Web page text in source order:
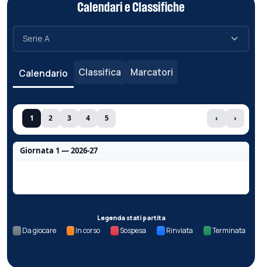
Calendari e Classifiche
Calendario Classifica Marcatori
1 2 3 4 5 ‹ ›
Giornata 1 — 2026-27
Legenda stati partita
Da giocare In corso Sospesa Rinviata Terminata